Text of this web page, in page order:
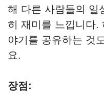
해 다른 사람들의 일
히 재미를 느낍니다.
야기를 공유하는 것
요.
장점: